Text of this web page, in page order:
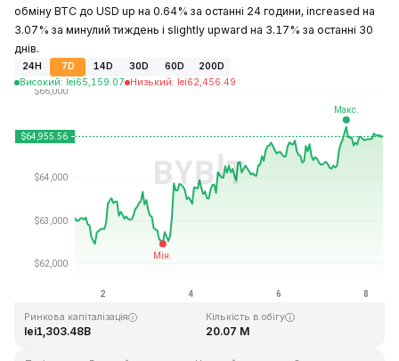
обміну BTC до USD up на 0.64% за останні 24 години, increased на
3.07% за минулий тиждень і slightly upward на 3.17% за останні 30
днів.
24H 7D 14D 30D 60D
200D
Високий: lei65,159.07 Низький: lei62,456.49
Останнє оновлення: 2026-08-08, 09:01 GMT+0
Ринкова капіталізація
lei1,303.48B
Кількість в обігу
20.07 M